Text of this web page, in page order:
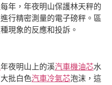
年，年夜明山保護林天秤的
行精密測量的電子磅秤。區
現象的反應和投訴。
年夜明山上的溪汽車機油芯水
批白色汽車冷氣芯泡沫，這